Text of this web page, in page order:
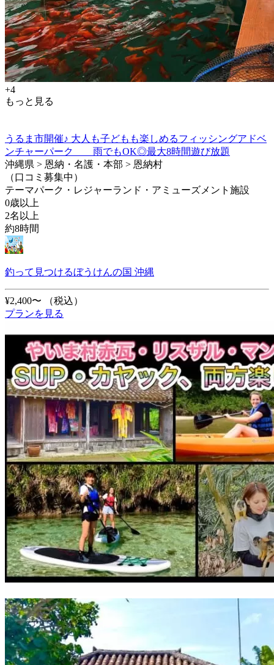
+4
もっと見る
うるま市開催♪ 大人も子どもも楽しめるフィッシングアドベ
ンチャーパーク 雨でもOK◎最大8時間遊び放題
沖縄県 > 恩納・名護・本部 > 恩納村
（口コミ募集中）
テーマパーク・レジャーランド・アミューズメント施設
0歳以上
2名以上
約8時間
釣って見つけるぼうけんの国 沖縄
¥2,400〜
（税込）
プランを見る